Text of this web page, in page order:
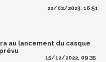
22/02/2023, 16:51
au lancement du casque
15/12/2022, 09:35